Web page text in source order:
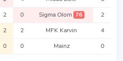
2 0 Sigma Olom 76 2
2 2 MFK Karvin 4
0 0 Mainz 0